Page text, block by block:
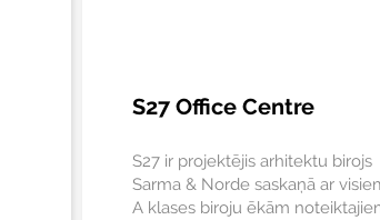
S27 Office Centre
S27 ir projektējis arhitektu birojs
Sarma & Norde saskaņā ar
A klases biroju ēkām